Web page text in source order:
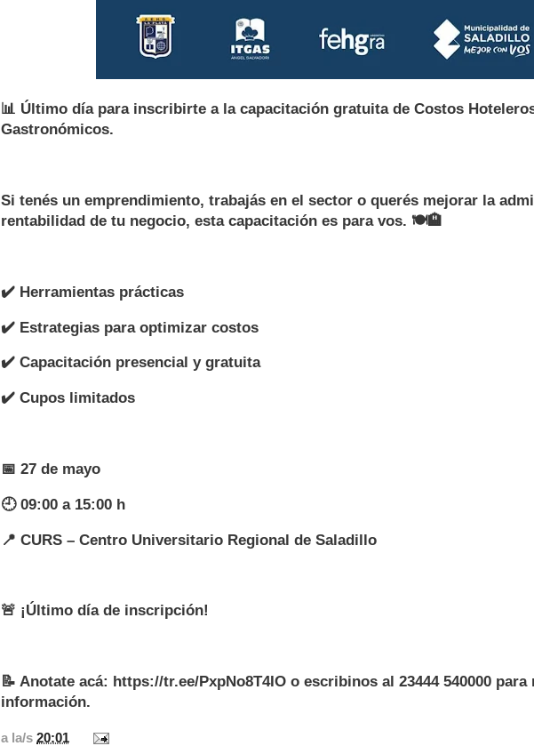
📊 Último día para inscribirte a la capacitación gratuita de Costos
Gastronómicos.
Si tenés un emprendimiento, trabajás en el sector o querés mejorar la
rentabilidad de tu negocio, esta capacitación es para vos. 🍽️🏨
✔️ Herramientas prácticas
✔️ Estrategias para optimizar costos
✔️ Capacitación presencial y gratuita
✔️ Cupos limitados
📅 27 de mayo
🕘 09:00 a 15:00 h
📍 CURS – Centro Universitario Regional de Saladillo
🚨 ¡Último día de inscripción!
📝 Anotate acá: https://tr.ee/PxpNo8T4IO o escribinos al 23444 540000 para
información.
a la/s 20:01